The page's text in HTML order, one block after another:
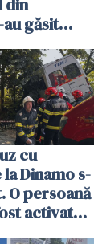
din
găsit
și o
de bani
cu
Dinamo s-
O persoană
activat
de